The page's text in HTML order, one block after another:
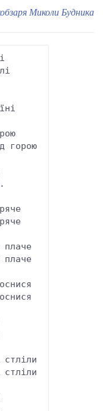
Миколи Будника
горою